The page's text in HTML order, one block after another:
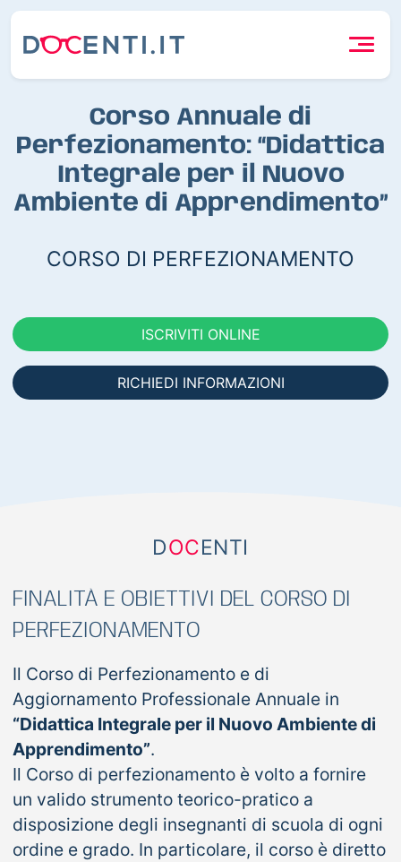
Corso Annuale di
Perfezionamento: “Didattica
Integrale per il Nuovo
Ambiente di Apprendimento”
CORSO DI PERFEZIONAMENTO
ISCRIVITI ONLINE
RICHIEDI INFORMAZIONI
DOCENTI
FINALITÀ E OBIETTIVI DEL CORSO DI
PERFEZIONAMENTO
Il Corso di Perfezionamento e di
Aggiornamento Professionale Annuale in
“Didattica Integrale per il Nuovo Ambiente di
Apprendimento”.
Il Corso di perfezionamento è volto a fornire
un valido strumento teorico-pratico a
disposizione degli insegnanti di scuola di ogni
ordine e grado. In particolare, il corso è diretto